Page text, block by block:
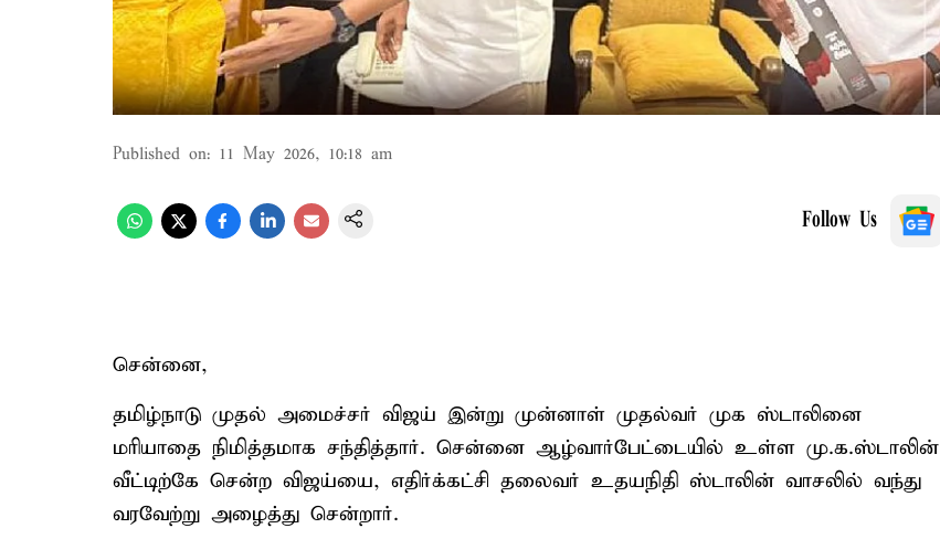
Published on: 11 May 2026, 10:18 am
Follow Us
சென்னை,
தமிழ்நாடு முதல் அமைச்சர் விஜய் இன்று முன்னாள் முதல்வர் முக ஸ்டாலினை
மரியாதை நிமித்தமாக சந்தித்தார். சென்னை ஆழ்வார்பேட்டையில் உள்ள மு.க.ஸ்டாலின்
வீட்டிற்கே சென்ற விஜய்யை, எதிர்க்கட்சி தலைவர் உதயநிதி ஸ்டாலின் வாசலில் வந்து
வரவேற்று அழைத்து சென்றார்.